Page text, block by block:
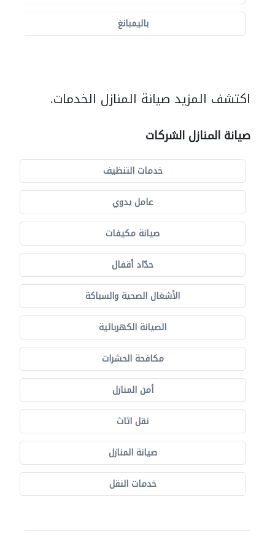
باليمبانغ
اكتشف المزيد صيانة المنازل الخدمات.
صيانة المنازل الشركات
خدمات التنظيف
عامل يدوي
صيانة مكيفات
حدّاد أقفال
الأشغال الصحية والسباكة
الصيانة الكهربائية
مكافحة الحشرات
أمن المنازل
نقل اثاث
صيانة المنازل
خدمات النقل